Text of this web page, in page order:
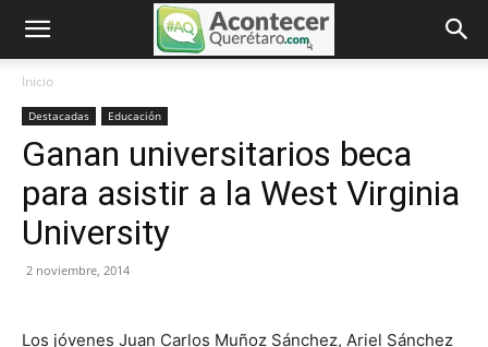
Inicio
Destacadas Educación
Ganan universitarios beca
para asistir a la West Virginia
University
2 noviembre, 2014
Los jóvenes Juan Carlos Muñoz Sánchez, Ariel Sánchez